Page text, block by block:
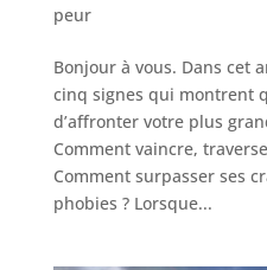
peur
Bonjour à vous. Dans cet
cinq signes qui montrent
d’affronter votre plus
Comment vaincre,
Comment surpasser ses
phobies ? Lorsque...